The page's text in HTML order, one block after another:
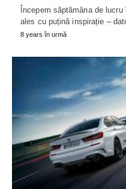
Începem săptămâna de
ales cu puțină inspirație –
8 years în urmă